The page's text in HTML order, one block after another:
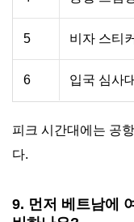
5 비자 스티
6 입국 심사
피크 시간대에는 공
다.
9. 먼저 베트남에